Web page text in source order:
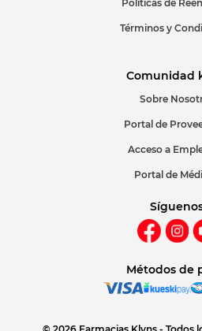
Políticas de
Términos y
Comunidad
Sobre
Portal de
Acceso a
Portal de
Métodos de